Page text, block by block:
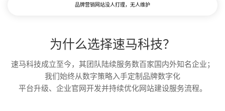
品牌营销网站没人打理，无人维护
为什么选择速马科技？
速马科技成立至今，其团队陆续服务数百家国内外知名企业；
我们始终从数字策略入手定制品牌数字化
平台升级、企业官网开发并持续优化网站建设服务流程。